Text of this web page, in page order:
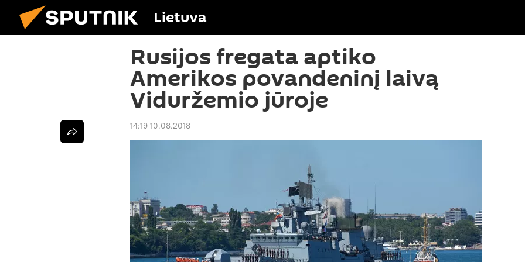
Lietuva
Rusijos fregata aptiko
Amerikos povandeninį laivą
Viduržemio jūroje
14:19 10.08.2018